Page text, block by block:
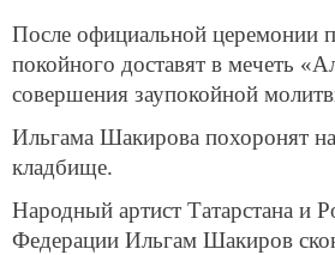
После официальной церемонии
покойного доставят в мечеть
совершения заупокойной
Ильгама Шакирова похоронят
кладбище.
Народный артист Татарстана и
Федерации Ильгам Шакиров